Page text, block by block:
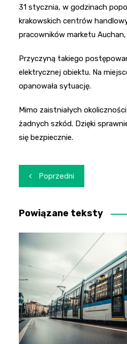
31 stycznia, w godzinach
krakowskich centrów
pracowników marketu
Przyczyną takiego
elektrycznej obiektu. Na
opanowała sytuację.
Mimo zaistniałych
żadnych szkód. Dzięki
się bezpiecznie.
Nawigacja
wpisu
Poprzedni
Powiązane teksty